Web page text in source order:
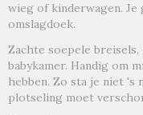
wieg of kinderwagen.
omslagdoek.
Zachte soepele
babykamer. Handig om
hebben. Zo sta je niet 's
plotseling moet